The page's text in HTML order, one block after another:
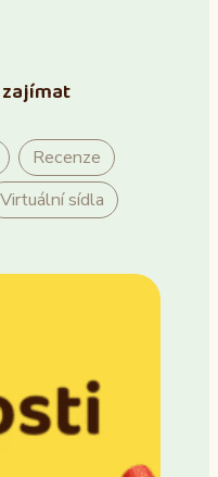
Recenze
Virtuální sídla